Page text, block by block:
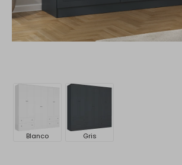
Blanco Gris